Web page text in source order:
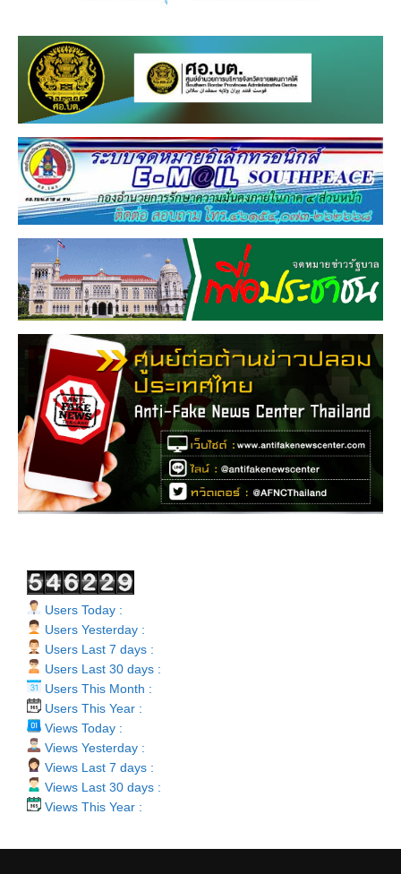
Users Today :
Users Yesterday :
Users Last 7 days :
Users Last 30 days :
Users This Month :
Users This Year :
Views Today :
Views Yesterday :
Views Last 7 days :
Views Last 30 days :
Views This Year :